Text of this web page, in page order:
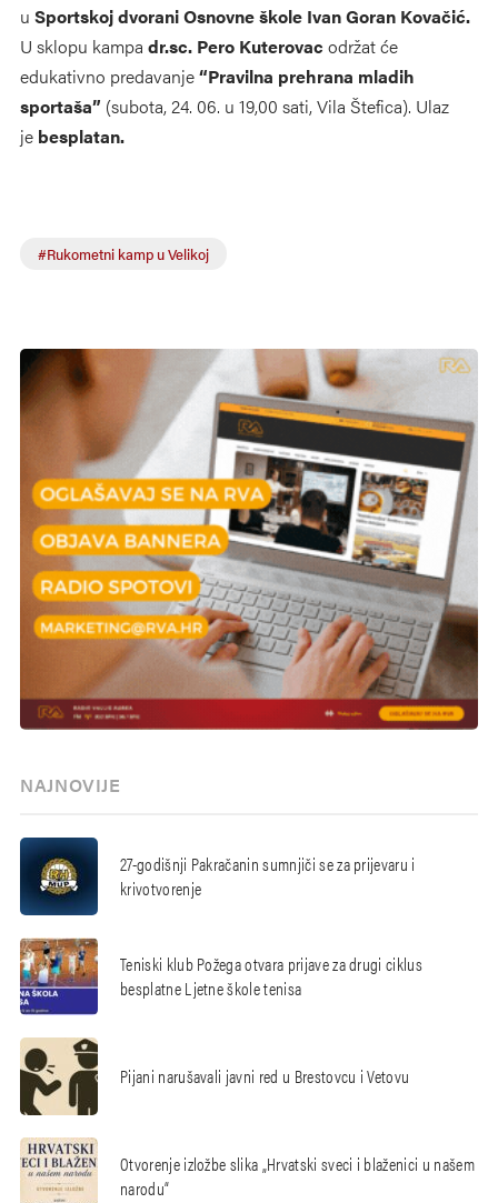
u Sportskoj dvorani Osnovne škole Ivan Goran Kovačić.
U sklopu kampa dr.sc. Pero Kuterovac održat će
edukativno predavanje“Pravilna prehrana mladih
sportaša” (subota, 24. 06. u 19,00 sati, Vila Štefica). Ulaz
je besplatan.
#Rukometni kamp u Velikoj
NAJNOVIJE
27-godišnji Pakračanin sumnjiči se za prijevaru i
krivotvorenje
Teniski klub Požega otvara prijave za drugi ciklus
besplatne Ljetne škole tenisa
Pijani narušavali javni red u Brestovcu i Vetovu
Otvorenje izložbe slika „Hrvatski sveci i blaženici u našem
narodu“